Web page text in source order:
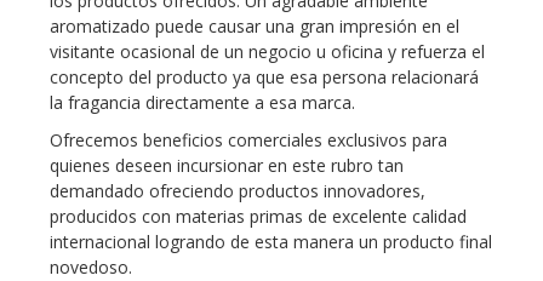
aromatizado puede causar una gran impresión en el
visitante ocasional de un negocio u oficina y refuerza el
concepto del producto ya que esa persona relacionará
la fragancia directamente a esa marca.
Ofrecemos beneficios comerciales exclusivos para
quienes deseen incursionar en este rubro tan
demandado ofreciendo productos innovadores,
producidos con materias primas de excelente calidad
internacional logrando de esta manera un producto final
novedoso.